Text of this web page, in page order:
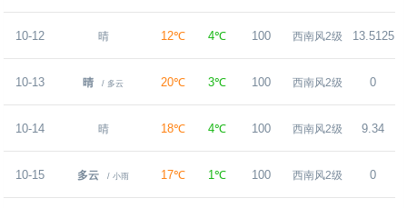
10-12 晴 12℃ 4℃ 100 西南风2级 13.5125
10-13 晴 / 多云 20℃ 3℃ 100 西南风2级 0
10-14 晴 18℃ 4℃ 100 西南风2级 9.34
10-15 多云 / 小雨 17℃ 1℃ 100 西南风2级 0